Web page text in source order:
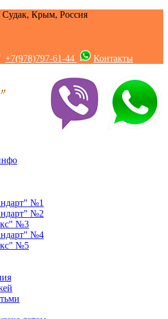
Судак, Крым, Россия
+7(978)797-61-44 Контакты
№1
№2
№3
№4
№5